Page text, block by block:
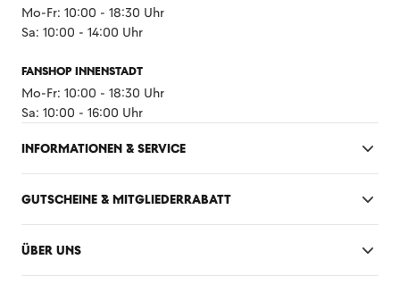
Mo-Fr: 10:00 - 18:30 Uhr
Sa: 10:00 - 14:00 Uhr
FANSHOP INNENSTADT
Mo-Fr: 10:00 - 18:30 Uhr
Sa: 10:00 - 16:00 Uhr
INFORMATIONEN & SERVICE
GUTSCHEINE & MITGLIEDERRABATT
ÜBER UNS